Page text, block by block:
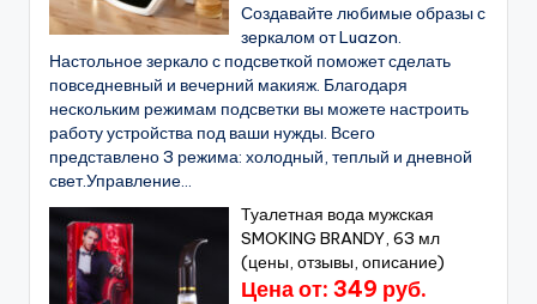
Создавайте любимые образы с
зеркалом от Luazon.
Настольное зеркало с подсветкой поможет сделать
повседневный и вечерний макияж. Благодаря
нескольким режимам подсветки вы можете настроить
работу устройства под ваши нужды. Всего
представлено 3 режима: холодный, теплый и дневной
свет.Управление...
Туалетная вода мужская
SMOKING BRANDY, 63 мл
(цены, отзывы, описание)
Цена от: 349 руб.